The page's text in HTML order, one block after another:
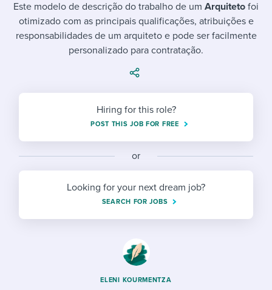
Mobilizing AI in my work
Evaluating candidates
Working together with others
Maintaining hiring pipelines
Developing & retaining people
Ensuring compliance
Finding and attracting people
Establishing an employer brand
Candidate/employee experiences
I WANT...
Job description templates
Policy templates
Onboarding checklists
Step-by-step tutorials
Free ebooks & reports
HR terms
I WANT TO LEARN ABOUT...
Pay & benefits
Career development
Modern working life
Overall career resources
Attend webinars & events
Workable customer stories
Explore Workable
Request a demo
Start a free trial
Este modelo de descrição do trabalho de um Arquiteto foi
otimizado com as principais qualificações, atribuições e
responsabilidades de um arquiteto e pode ser facilmente
personalizado para contratação.
Hiring for this role?
POST THIS JOB FOR FREE
or
Looking for your next dream job?
SEARCH FOR JOBS
ELENI KOURMENTZA